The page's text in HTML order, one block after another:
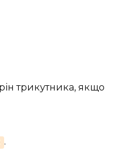
трикутника, якщо
.